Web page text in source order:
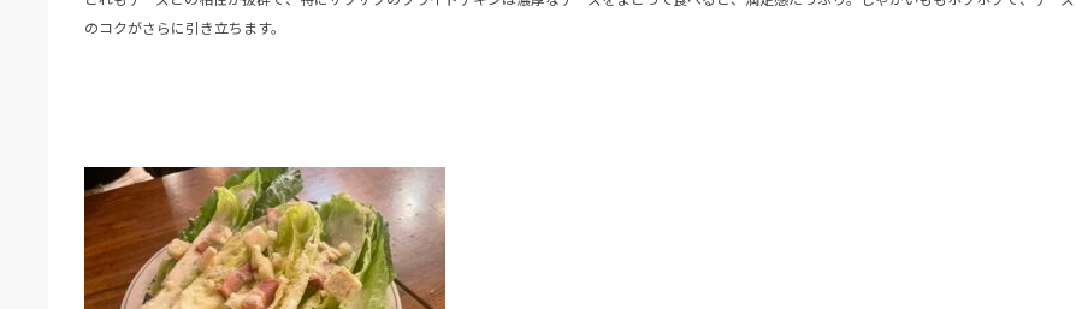
のコクがさらに引き立ちます。